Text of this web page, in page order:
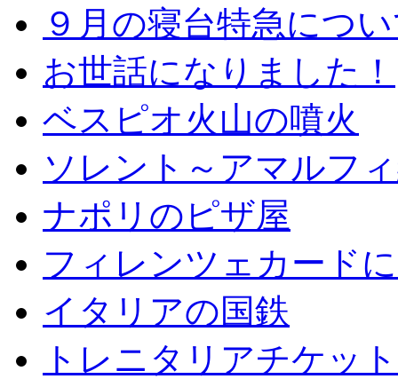
９月の寝台特急につ
お世話になりました！
ベスピオ火山の噴火
ソレント～アマルフ
ナポリのピザ屋
フィレンツェカード
イタリアの国鉄
トレニタリアチケッ